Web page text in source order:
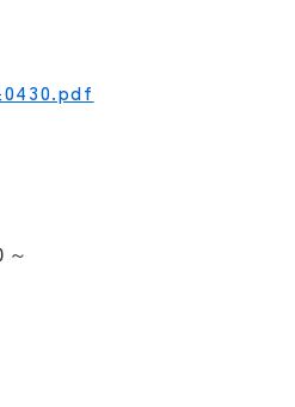
0430.pdf
～